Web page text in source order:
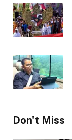
Don't Miss